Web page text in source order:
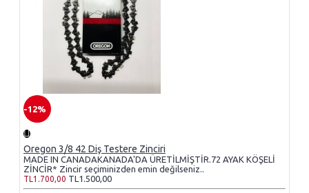
-12%
Oregon 3/8 42 Diş Testere Zinciri
MADE IN CANADAKANADA'DA ÜRETİLMİŞTİR.72 AYAK KÖŞELİ
ZİNCİR* Zincir seçiminizden emin değilseniz..
TL1.700,00 TL1.500,00